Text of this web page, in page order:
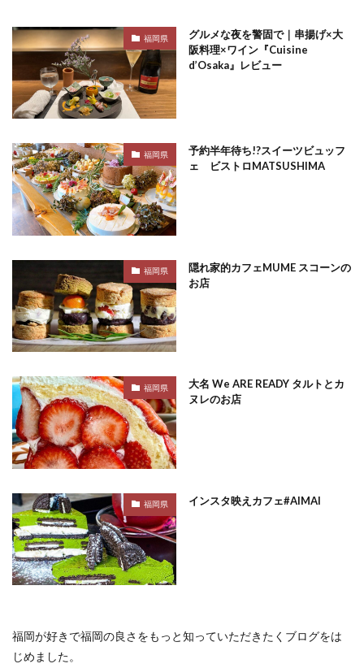
福岡県
グルメな夜を警固で｜串揚げ×大
阪料理×ワイン『Cuisine
d’Osaka』レビュー
福岡県
予約半年待ち!?スイーツビュッフ
ェ ビストロMATSUSHIMA
福岡県
隠れ家的カフェMUME スコーンの
お店
福岡県
大名 We ARE READY タルトとカ
ヌレのお店
福岡県 インスタ映えカフェ#AIMAI
福岡が好きで福岡の良さをもっと知っていただきたくブログをは
じめました。